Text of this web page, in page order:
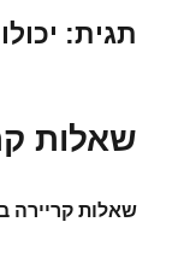
תגית:
שאלות
שאלות קריירה